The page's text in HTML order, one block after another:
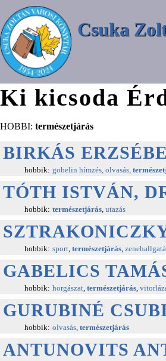
Csuka
Ki kicsoda
HOBBI: természetjárás
BIRKÁS
hobbik: gobelin hímzés, olvasás,
TÓTH ISTVÁN,
hobbik: természetjárás, utazás
hobbik: sport, természetjárás,
GABELICS
hobbik: horgászat, természetjárás,
GURUBINÉ
hobbik: olvasás, természetjárás
ANTUNOVITS